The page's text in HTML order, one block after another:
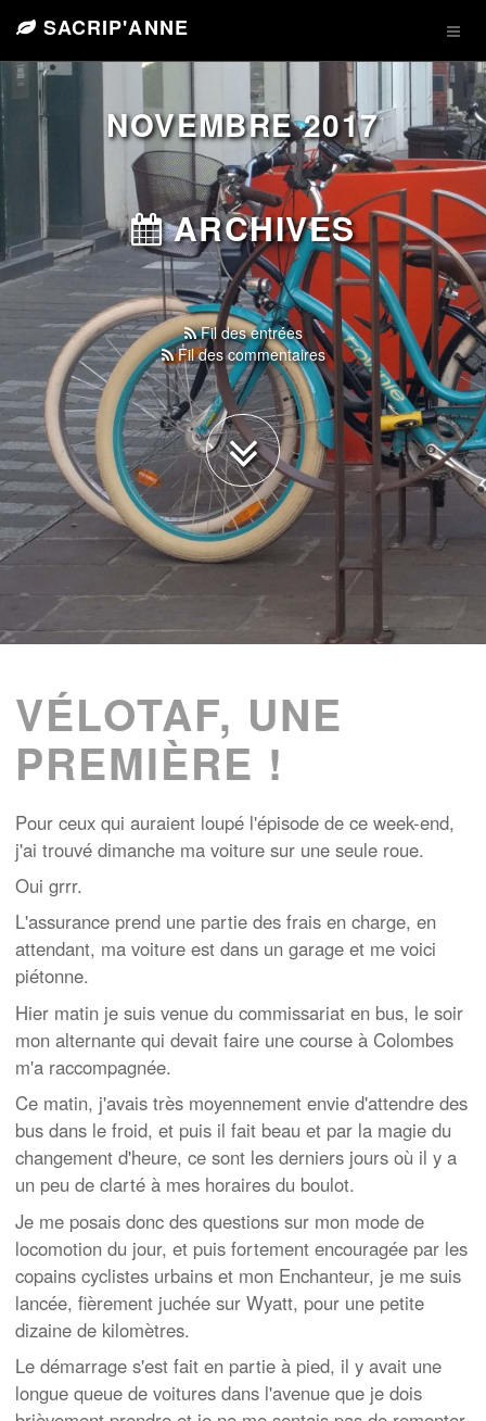
SACRIP'ANNE
NOVEMBRE 2017
ARCHIVES
Fil des entrées
Fil des commentaires
VÉLOTAF, UNE
PREMIÈRE !
Pour ceux qui auraient loupé l'épisode de ce week-end,
j'ai trouvé dimanche ma voiture sur une seule roue.
Oui grrr.
L'assurance prend une partie des frais en charge, en
attendant, ma voiture est dans un garage et me voici
piétonne.
Hier matin je suis venue du commissariat en bus, le soir
mon alternante qui devait faire une course à Colombes
m'a raccompagnée.
Ce matin, j'avais très moyennement envie d'attendre des
bus dans le froid, et puis il fait beau et par la magie du
changement d'heure, ce sont les derniers jours où il y a
un peu de clarté à mes horaires du boulot.
Je me posais donc des questions sur mon mode de
locomotion du jour, et puis fortement encouragée par les
copains cyclistes urbains et mon Enchanteur, je me suis
lancée, fièrement juchée sur Wyatt, pour une petite
dizaine de kilomètres.
Le démarrage s'est fait en partie à pied, il y avait une
longue queue de voitures dans l'avenue que je dois